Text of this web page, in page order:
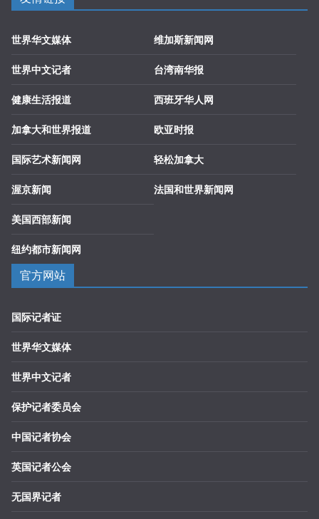
世界华文媒体
世界中文记者
健康生活报道
加拿大和世界报道
国际艺术新闻网
渥京新闻
美国西部新闻
纽约都市新闻网
维加斯新闻网
台湾南华报
西班牙华人网
欧亚时报
轻松加拿大
法国和世界新闻网
官方网站
国际记者证
世界华文媒体
世界中文记者
保护记者委员会
中国记者协会
英国记者公会
无国界记者